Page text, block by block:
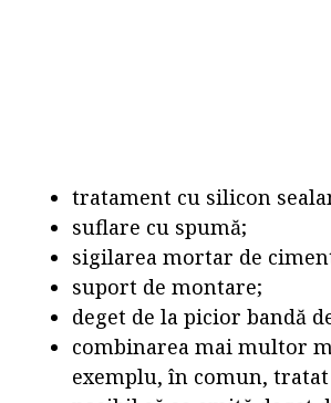
tratament cu silicon
suflare cu spumă;
sigilarea mortar de
suport de montare;
deget de la picior bandă
combinarea mai multor
exemplu, în comun,